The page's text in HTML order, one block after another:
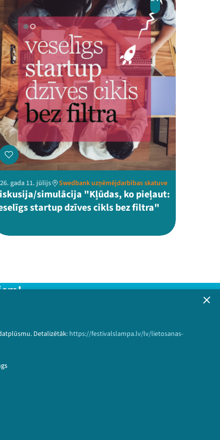
Detalizētāk: https://festivalslampa.lv/lv/lietosanas-
gada 11. jūlijs Swedbank uzņēmējdarbības skatuve
simulācija "Kļūdas, ko pieļaut:
startup dzīves cikls bez filtra"
Pieteikties